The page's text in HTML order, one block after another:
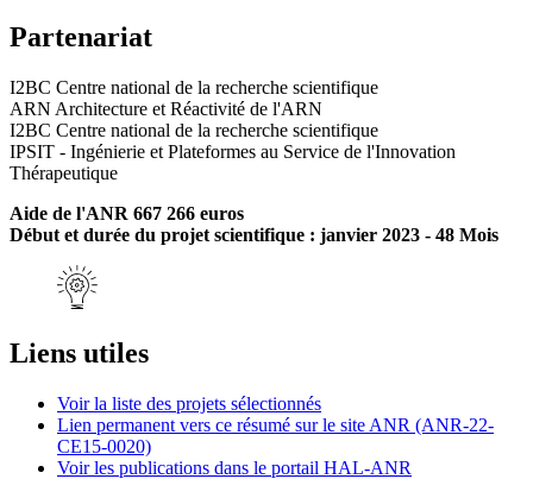
Partenariat
I2BC Centre national de la recherche scientifique
ARN Architecture et Réactivité de l'ARN
I2BC Centre national de la recherche scientifique
IPSIT - Ingénierie et Plateformes au Service de l'Innovation
Thérapeutique
Aide de l'ANR 667 266 euros
Début et durée du projet scientifique : janvier 2023 - 48 Mois
Liens utiles
Voir la liste des projets sélectionnés
Lien permanent vers ce résumé sur le site ANR (ANR-22-
CE15-0020)
Voir les publications dans le portail HAL-ANR